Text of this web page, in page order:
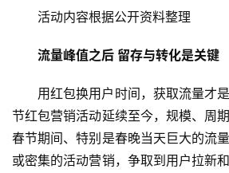
活动内容根据公开资料整理
流量峰值之后 留存与转化是关键
用红包换用户时间，获取流量才
节红包营销活动延续至今，规模、周
春节期间、特别是春晚当天巨大的流
或密集的活动营销，争取到用户拉新